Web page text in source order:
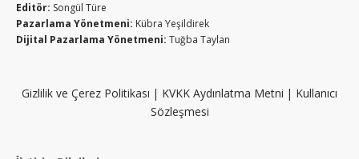
Editör: Songül Türe
Pazarlama Yönetmeni: Kübra Yeşildirek
Dijital Pazarlama Yönetmeni: Tuğba Taylan
Gizlilik ve Çerez Politikası | KVKK Aydınlatma Metni | Kullanıcı
Sözleşmesi